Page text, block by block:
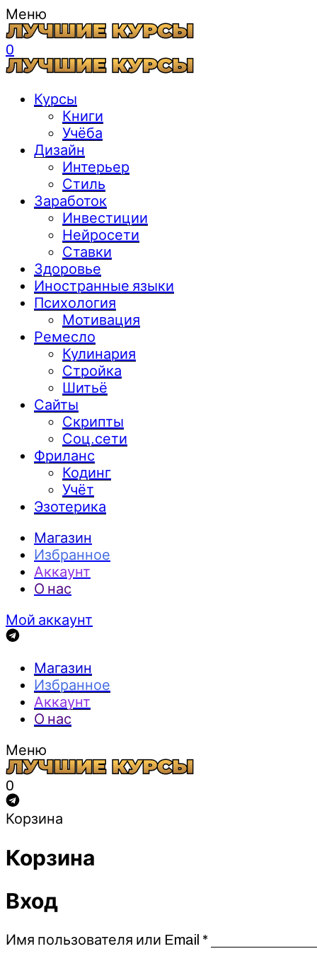
Меню
0
Курсы
Книги
Учёба
Дизайн
Интерьер
Стиль
Заработок
Инвестиции
Нейросети
Ставки
Здоровье
Иностранные языки
Психология
Мотивация
Ремесло
Кулинария
Стройка
Шитьё
Сайты
Скрипты
Соц.сети
Фриланс
Кодинг
Учёт
Эзотерика
Магазин
Избранное
Аккаунт
О нас
Мой аккаунт
Магазин
Избранное
Аккаунт
О нас
Меню
0
Корзина
Корзина
Вход
Имя пользователя или Email *Обязательно